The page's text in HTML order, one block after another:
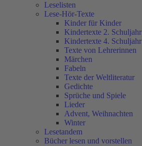
Leselisten
Lese-Hör-Texte
Kinder für Kinder
Kindertexte 2. Schuljahr
Kindertexte 4. Schuljahr
Texte von Lehrerinnen
Märchen
Fabeln
Texte der Weltliteratur
Gedichte
Sprüche und Spiele
Lieder
Advent, Weihnachten
Winter
Lesetandem
Bücher lesen und vorstellen